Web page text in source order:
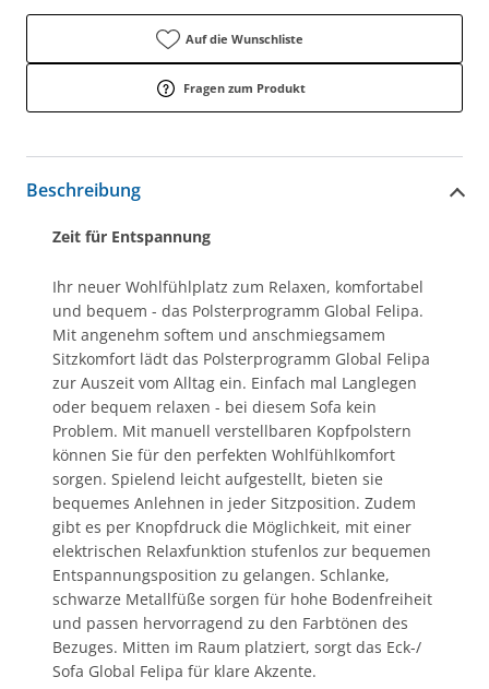
Auf die Wunschliste
Fragen zum Produkt
Beschreibung
Zeit für Entspannung
Ihr neuer Wohlfühlplatz zum Relaxen, komfortabel
und bequem - das Polsterprogramm Global Felipa.
Mit angenehm softem und anschmiegsamem
Sitzkomfort lädt das Polsterprogramm Global Felipa
zur Auszeit vom Alltag ein. Einfach mal Langlegen
oder bequem relaxen - bei diesem Sofa kein
Problem. Mit manuell verstellbaren Kopfpolstern
können Sie für den perfekten Wohlfühlkomfort
sorgen. Spielend leicht aufgestellt, bieten sie
bequemes Anlehnen in jeder Sitzposition. Zudem
gibt es per Knopfdruck die Möglichkeit, mit einer
elektrischen Relaxfunktion stufenlos zur bequemen
Entspannungsposition zu gelangen. Schlanke,
schwarze Metallfüße sorgen für hohe Bodenfreiheit
und passen hervorragend zu den Farbtönen des
Bezuges. Mitten im Raum platziert, sorgt das Eck-/
Sofa Global Felipa für klare Akzente.